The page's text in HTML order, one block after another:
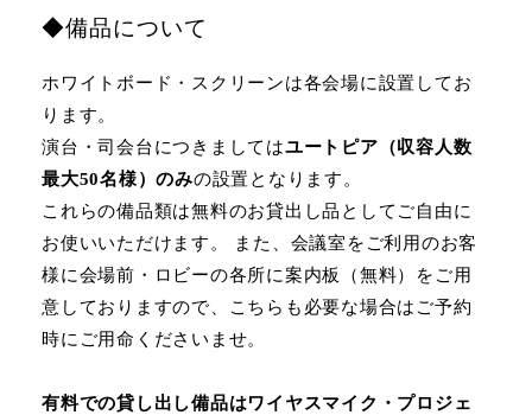
◆備品について
ホワイトボード・スクリーンは各会場に設置してお
ります。
演台・司会台につきましてはユートピア（収容人数
最大50名様）のみの設置となります。
これらの備品類は無料のお貸出し品としてご自由に
お使いいただけます。 また、会議室をご利用のお客
様に会場前・ロビーの各所に案内板（無料）をご用
意しておりますので、こちらも必要な場合はご予約
時にご用命くださいませ。
有料での貸し出し備品はワイヤスマイク・プロジェ